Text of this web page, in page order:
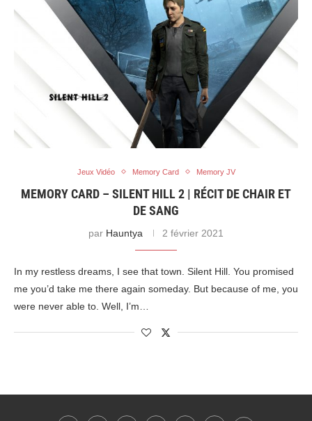
Jeux Vidéo Memory Card Memory JV
MEMORY CARD – SILENT HILL 2 | RÉCIT DE CHAIR ET
DE SANG
par Hauntya 2 février 2021
In my restless dreams, I see that town. Silent Hill. You promised
me you’d take me there again someday. But because of me, you
were never able to. Well, I’m…